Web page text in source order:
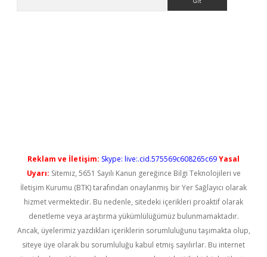
Reklam ve İletişim: Skype: live:.cid.575569c608265c69Yasal
Uyarı: Sitemiz, 5651 Sayılı Kanun gereğince Bilgi Teknolojileri ve
İletişim Kurumu (BTK) tarafından onaylanmış bir Yer Sağlayıcı olarak
hizmet vermektedir. Bu nedenle, sitedeki içerikleri proaktif olarak
denetleme veya araştırma yükümlülüğümüz bulunmamaktadır.
Ancak, üyelerimiz yazdıkları içeriklerin sorumluluğunu taşımakta olup,
siteye üye olarak bu sorumluluğu kabul etmiş sayılırlar. Bu internet